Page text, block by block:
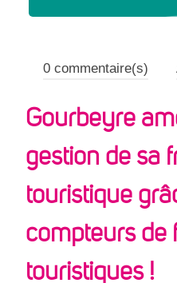
0 commentaire(s)
Gourbeyre
gestion de sa
touristique
compteurs de
touristiques !